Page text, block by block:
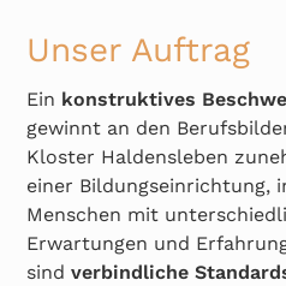
Unser Auftrag
Ein konstruktives
gewinnt an den
Kloster Haldensleben
einer Bildungseinrichtung,
Menschen mit
Erwartungen und
sindverbindliche